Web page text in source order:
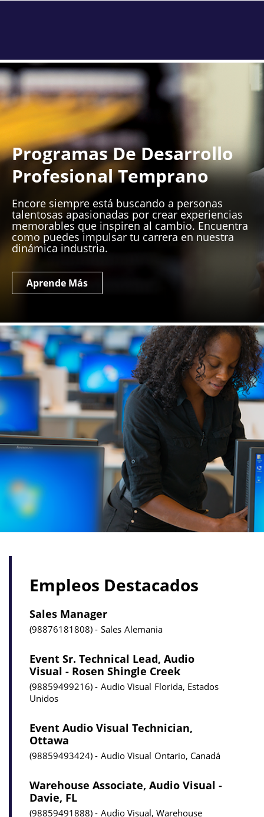
Programas De Desarrollo
Profesional Temprano
Encore siempre está buscando a personas
talentosas apasionadas por crear experiencias
memorables que inspiren al cambio. Encuentra
como puedes impulsar tu carrera en nuestra
dinámica industria.
Aprende Más
Empleos Destacados
Sales Manager
98876181808 Sales Alemania
Event Sr. Technical Lead, Audio
Visual - Rosen Shingle Creek
98859499216 Audio Visual Florida, Estados
Unidos
Event Audio Visual Technician,
Ottawa
98859493424 Audio Visual Ontario, Canadá
Warehouse Associate, Audio Visual -
Davie, FL
98859491888
Audio Visual, Warehouse